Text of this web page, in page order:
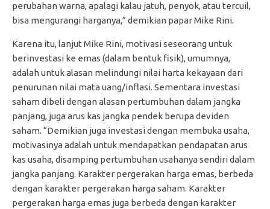
perubahan warna, apalagi kalau jatuh, penyok, atau tercuil,
bisa mengurangi harganya,” demikian papar Mike Rini.
Karena itu, lanjut Mike Rini, motivasi seseorang untuk
berinvestasi ke emas (dalam bentuk fisik), umumnya,
adalah untuk alasan melindungi nilai harta kekayaan dari
penurunan nilai mata uang/inflasi. Sementara investasi
saham dibeli dengan alasan pertumbuhan dalam jangka
panjang, juga arus kas jangka pendek berupa deviden
saham. “Demikian juga investasi dengan membuka usaha,
motivasinya adalah untuk mendapatkan pendapatan arus
kas usaha, disamping pertumbuhan usahanya sendiri dalam
jangka panjang. Karakter pergerakan harga emas, berbeda
dengan karakter pergerakan harga saham. Karakter
pergerakan harga emas juga berbeda dengan karakter